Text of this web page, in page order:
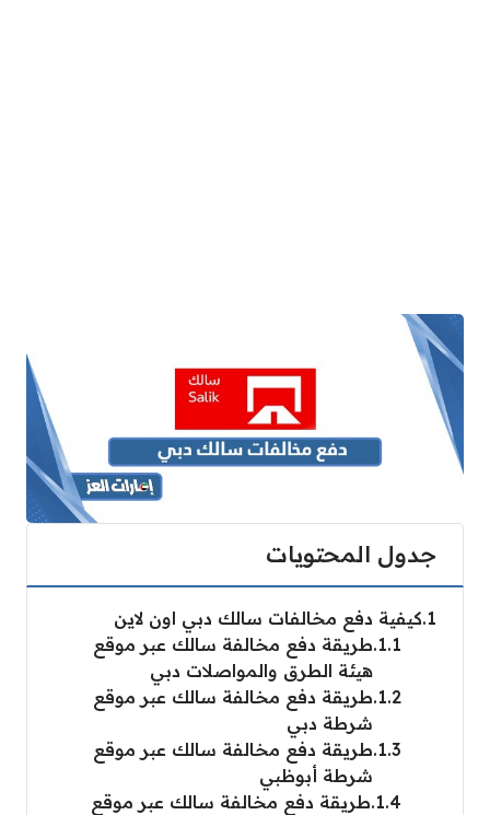
جدول المحتويات
1 كيفية دفع مخالفات سالك دبي اون لاين
1.1 طريقة دفع مخالفة سالك عبر موقع
هيئة الطرق والمواصلات دبي
1.2 طريقة دفع مخالفة سالك عبر موقع
شرطة دبي
1.3 طريقة دفع مخالفة سالك عبر موقع
شرطة أبوظبي
1.4 طريقة دفع مخالفة سالك عبر موقع